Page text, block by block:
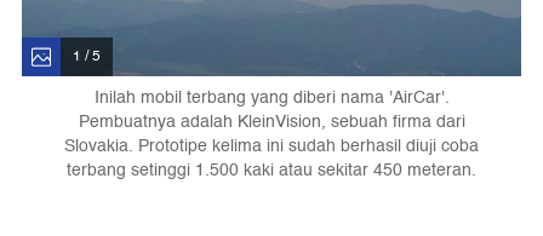
1 / 5
Inilah mobil terbang yang diberi nama 'AirCar'.
Pembuatnya adalah KleinVision, sebuah firma dari
Slovakia. Prototipe kelima ini sudah berhasil diuji coba
terbang setinggi 1.500 kaki atau sekitar 450 meteran.